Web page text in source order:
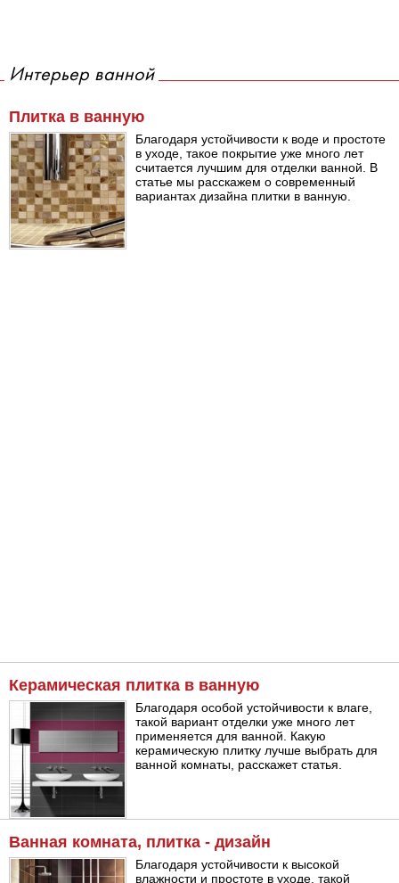
Интерьер ванной
Плитка в ванную
Благодаря устойчивости к воде и простоте
в уходе, такое покрытие уже много лет
считается лучшим для отделки ванной. В
статье мы расскажем о современный
вариантах дизайна плитки в ванную.
Керамическая плитка в ванную
Благодаря особой устойчивости к влаге,
такой вариант отделки уже много лет
применяется для ванной. Какую
керамическую плитку лучше выбрать для
ванной комнаты, расскажет статья.
Ванная комната, плитка - дизайн
Благодаря устойчивости к высокой
влажности и простоте в уходе, такой